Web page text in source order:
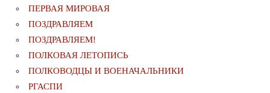
ПЕРВАЯ МИРОВАЯ
ПОЗДРАВЛЯЕМ
ПОЗДРАВЛЯЕМ!
ПОЛКОВАЯ ЛЕТОПИСЬ
ПОЛКОВОДЦЫ И ВОЕНАЧАЛЬНИКИ
РГАСПИ